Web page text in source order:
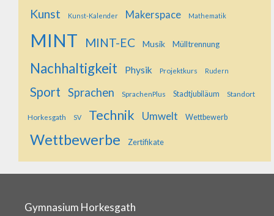
Kunst Kunst-Kalender Makerspace Mathematik
MINT MINT-EC Musik Mülltrennung
Nachhaltigkeit Physik Projektkurs Rudern
Sport Sprachen SprachenPlus Stadtjubiläum Standort
Horkesgath SV Technik Umwelt Wettbewerb
Wettbewerbe Zertifikate
Gymnasium Horkesgath